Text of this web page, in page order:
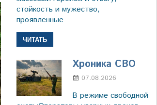
стойкость и мужество,
проявленные
ЧИТАТЬ
Хроника СВО
07.08.2026
В режиме свободной